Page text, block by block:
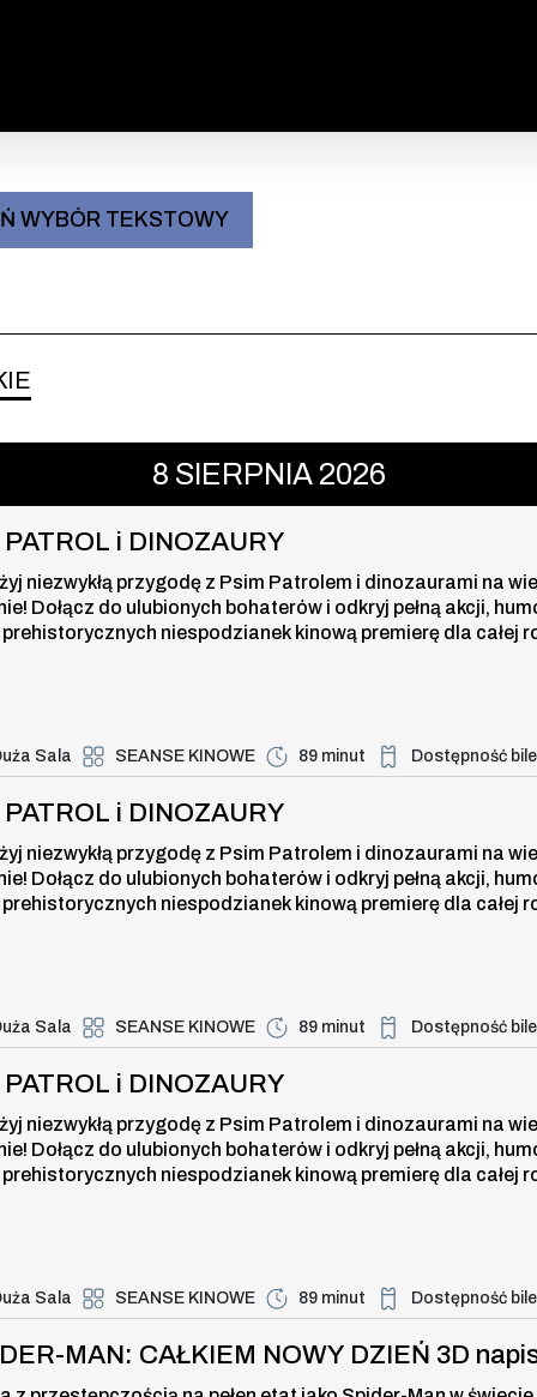
WYBÓR TEKSTOWY
i DINOZAURY , 8 sierpnia
8 SIERPNIA 2026
PATROL i DINOZAURY
niezwykłą przygodę z Psim Patrolem i dinozaurami na
Dołącz do ulubionych bohaterów i odkryj pełną akcji,
niespodzianek kinową premierę dla całej
Sala SEANSE KINOWE 89 minut Dostępność
Duża dostępność
i DINOZAURY , 8 sierpnia
PATROL i DINOZAURY
niezwykłą przygodę z Psim Patrolem i dinozaurami na
Dołącz do ulubionych bohaterów i odkryj pełną akcji,
niespodzianek kinową premierę dla całej
Sala SEANSE KINOWE 89 minut Dostępność
Duża dostępność
i DINOZAURY , 8 sierpnia
PATROL i DINOZAURY
niezwykłą przygodę z Psim Patrolem i dinozaurami na
Dołącz do ulubionych bohaterów i odkryj pełną akcji,
niespodzianek kinową premierę dla całej
Sala SEANSE KINOWE 89 minut Dostępność
Duża dostępność
MAN: CAŁKIEM NOWY DZIEŃ
MAN: CAŁKIEM NOWY DZIEŃ 3D